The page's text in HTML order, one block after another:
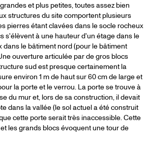
et plus petites, toutes assez bien
structures du site comportent plusieurs
pierres étant clavées dans le socle rocheux
s'élèvent à une hauteur d'un étage dans le
dans le bâtiment nord (pour le bâtiment
ouverture articulée par de gros blocs
sud est presque certainement la
environ 1 m de haut sur 60 cm de large et
la porte et le verrou. La porte se trouve à
du mur et, lors de sa construction, il devait
dans la vallée (le sol actuel a été construit
cette porte serait très inaccessible. Cette
les grands blocs évoquent une tour de